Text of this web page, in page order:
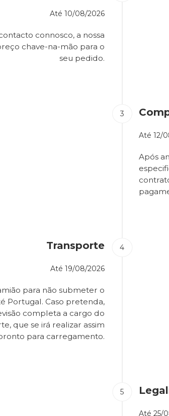
Até 10/08/2026
connosco, a nossa
chave-na-mão para o
seu pedido.
Até 12/
Após
Transporte
Até 19/08/2026
para não submeter o
Portugal. Caso pretenda,
completa a cargo do
que se irá realizar assim
para carregamento.
Até 25/